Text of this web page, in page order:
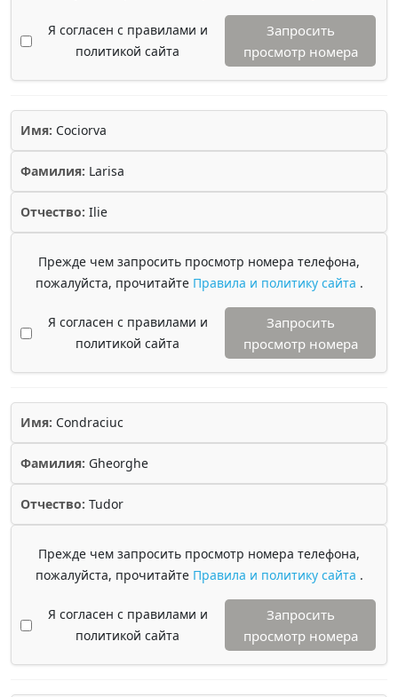
Я согласен с правилами и
политикой сайта
Запросить
просмотр номера
Имя: Cociorva
Фамилия: Larisa
Отчество: Ilie
Прежде чем запросить просмотр номера телефона,
пожалуйста, прочитайте Правила и политику сайта .
Я согласен с правилами и
политикой сайта
Запросить
просмотр номера
Имя: Condraciuc
Фамилия: Gheorghe
Отчество: Tudor
Прежде чем запросить просмотр номера телефона,
пожалуйста, прочитайте Правила и политику сайта .
Я согласен с правилами и
политикой сайта
Запросить
просмотр номера